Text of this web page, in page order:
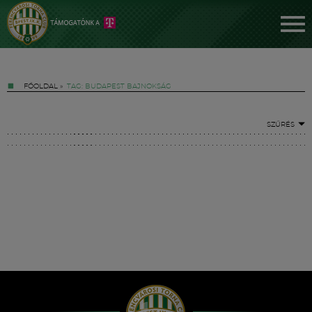
FŐOLDAL » TAG: BUDAPEST BAJNOKSÁG
SZŰRÉS
Hírek